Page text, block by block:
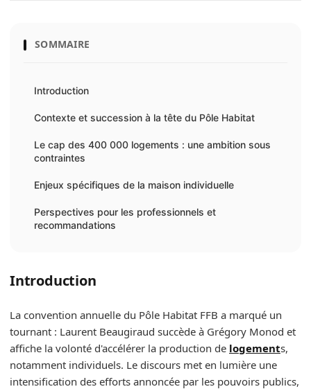
SOMMAIRE
Introduction
Contexte et succession à la tête du Pôle Habitat
Le cap des 400 000 logements : une ambition sous
contraintes
Enjeux spécifiques de la maison individuelle
Perspectives pour les professionnels et
recommandations
Introduction
La convention annuelle du Pôle Habitat FFB a marqué un
tournant : Laurent Beaugiraud succède à Grégory Monod et
affiche la volonté d'accélérer la production de logements,
notamment individuels. Le discours met en lumière une
intensification des efforts annoncée par les pouvoirs publics,